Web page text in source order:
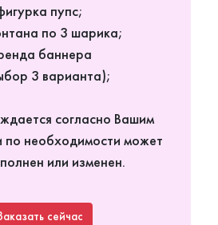
пупс;
по 3 шарика;
баннера
3 варианта);
согласно Вашим
по необходимости может
или изменен.
сейчас